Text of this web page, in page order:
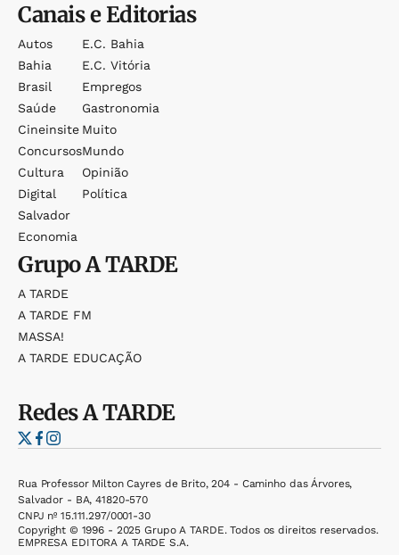
Canais e Editorias
Autos
Bahia
Brasil
Saúde
Cineinsite
Concursos
Cultura
Digital
Salvador
Economia
E.c. Bahia
E.c. Vitória
Empregos
Gastronomia
Muito
Mundo
Opinião
Política
GrupoA TARDE
A TARDE
A TARDE FM
MASSA!
A TARDE EDUCAÇÃO
RedesA TARDE
Rua Professor Milton Cayres de Brito, 204 - Caminho das Árvores,
Salvador - BA, 41820-570
CNPJ nº 15.111.297/0001-30
Copyright © 1996 - 2025 Grupo A TARDE. Todos os direitos reservados.
EMPRESA EDITORA A TARDE S.A.